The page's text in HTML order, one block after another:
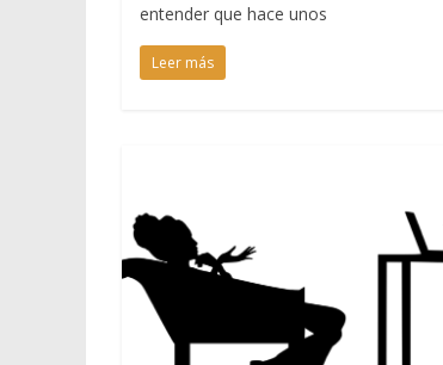
entender que hace unos
Leer más